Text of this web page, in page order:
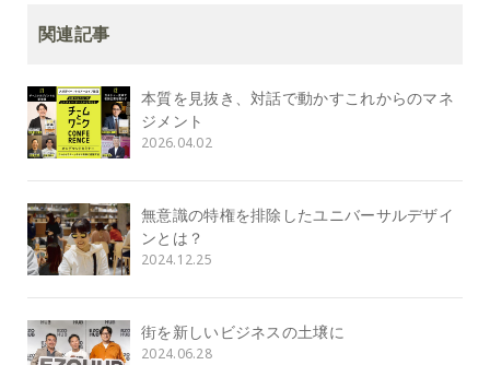
関連記事
本質を見抜き、対話で動かすこれからのマネ
ジメント
2026.04.02
無意識の特権を排除したユニバーサルデザイ
ンとは？
2024.12.25
街を新しいビジネスの土壌に
2024.06.28